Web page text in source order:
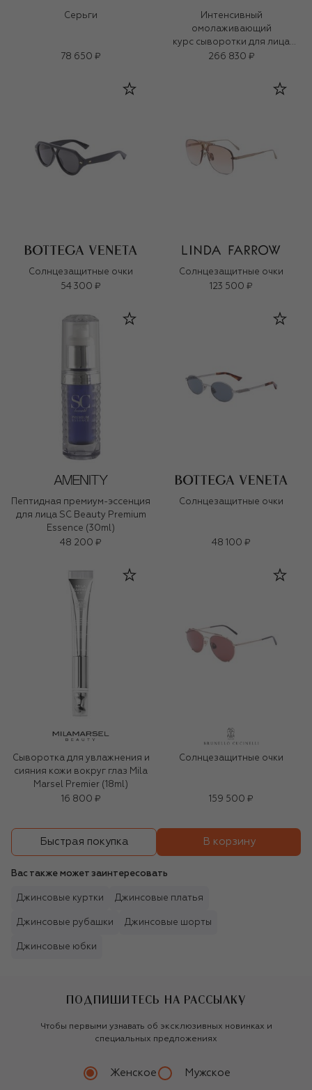
Серьги
78 650 ₽
Интенсивный
омолаживающий
курс сыворотки для лица
(4x5ml)
266 830 ₽
Солнцезащитные очки
54 300 ₽
Солнцезащитные очки
123 500 ₽
Пептидная премиум-эссенция
для лица SC Beauty Premium
Essence (30ml)
48 200 ₽
Солнцезащитные очки
48 100 ₽
Сыворотка для увлажнения и
сияния кожи вокруг глаз Mila
Marsel Premier (18ml)
16 800 ₽
Солнцезащитные очки
159 500 ₽
Быстрая покупка В корзину
Вас также может заинтересовать
Джинсовые куртки Джинсовые платья
Джинсовые рубашки Джинсовые шорты
Джинсовые юбки
ПОДПИШИТЕСЬ НА РАССЫЛКУ
Чтобы первыми узнавать об эксклюзивных новинках и
специальных предложениях
Женское Мужское